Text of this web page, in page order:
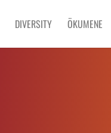
DIVERSITY ÖKUMENE